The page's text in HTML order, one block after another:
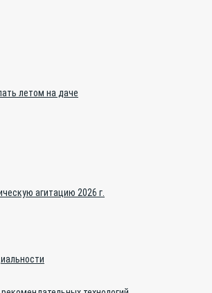
летом на даче
агитацию 2026 г.